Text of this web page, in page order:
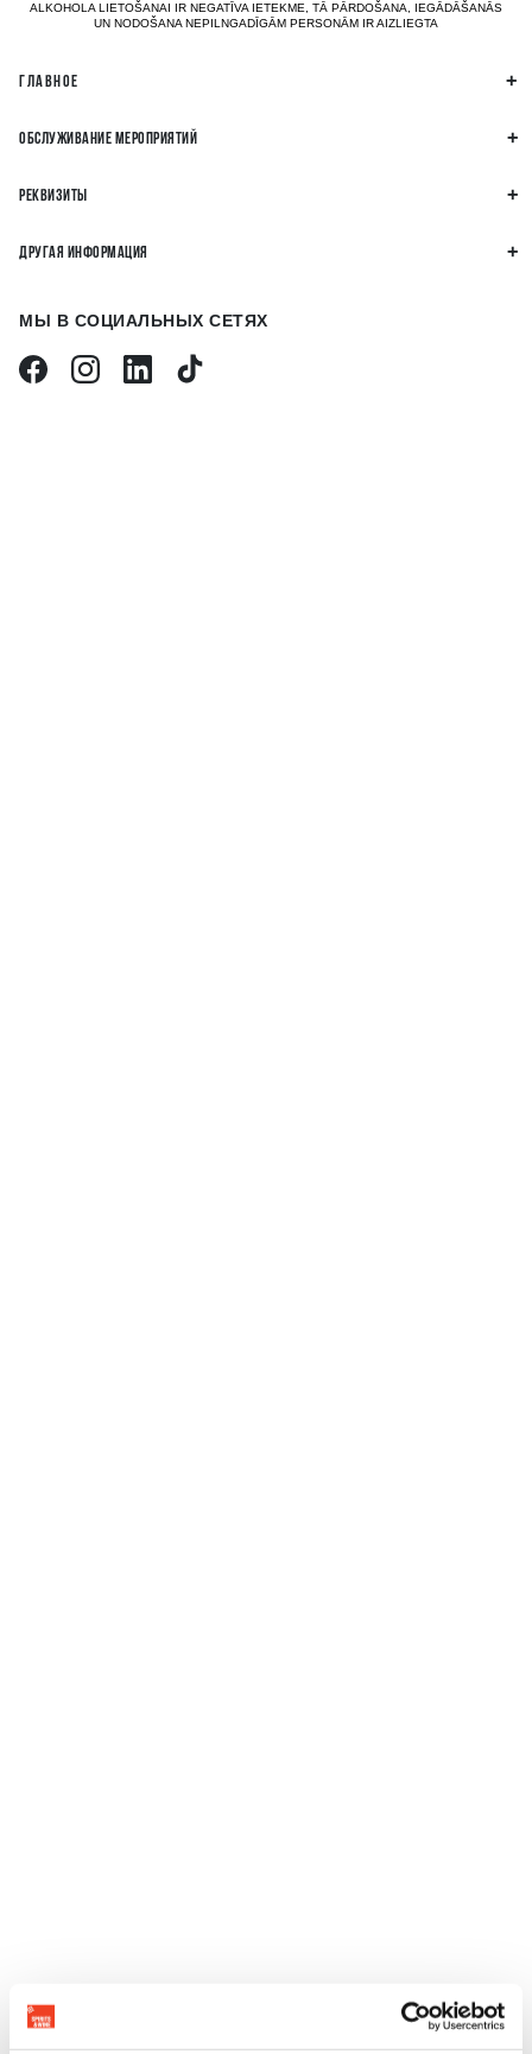
ALKOHOLA LIETOŠANAI IR NEGATĪVA IETEKME, TĀ PĀRDOŠANA, IEGĀDĀŠANĀS
UN NODOŠANA NEPILNGADĪGĀM PERSONĀM IR AIZLIEGTA
ГЛАВНОЕ
ОБСЛУЖИВАНИЕ МЕРОПРИЯТИЙ
РЕКВИЗИТЫ
ДРУГАЯ ИНФОРМАЦИЯ
МЫ В СОЦИАЛЬНЫХ СЕТЯХ